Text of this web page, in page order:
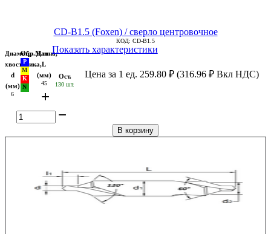
CD-B1.5 (Foxen) / сверло центровочное
КОД: CD-B1.5
Диаметр
хвостовика,
d
(мм)
6
Обр.МатДлина,
L
(мм)
45
Показать характеристики
Ост.
130 шт.
Цена за 1 ед. 259.80 ₽ (316.96 ₽ Вкл НДС)
+
−
В корзину